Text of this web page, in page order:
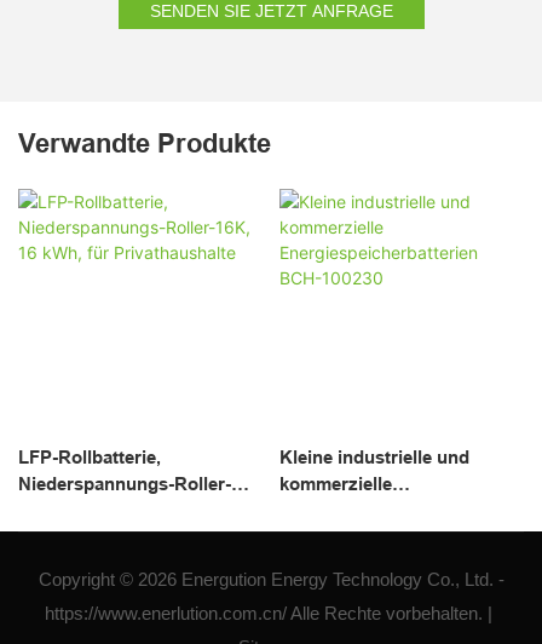
SENDEN SIE JETZT ANFRAGE
Verwandte Produkte
LFP-Rollbatterie,
Niederspannungs-Roller-
Privathaushalte
Kleine industrielle und
kommerzielle
BCH-100230
Copyright © 2026 Energution Energy Technology Co., Ltd. -
https://www.enerlution.com.cn/ Alle Rechte vorbehalten. |